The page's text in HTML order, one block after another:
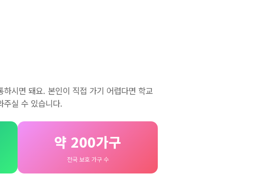
하시면 돼요. 본인이 직접 가기 어렵다면 학교
주실 수 있습니다.
약 200가구
전국 보호 가구 수